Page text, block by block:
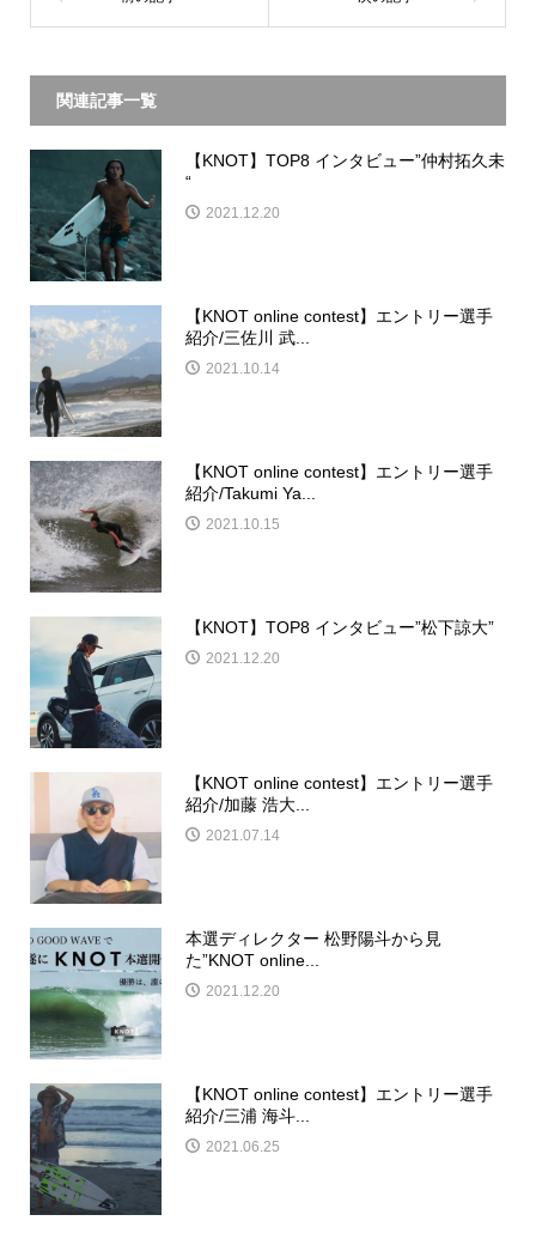
関連記事一覧
【KNOT】TOP8 インタビュー”仲村拓久未
“
2021.12.20
【KNOT online contest】エントリー選手
紹介/三佐川 武...
2021.10.14
【KNOT online contest】エントリー選手
紹介/Takumi Ya...
2021.10.15
【KNOT】TOP8 インタビュー”松下諒大”
2021.12.20
【KNOT online contest】エントリー選手
紹介/加藤 浩大...
2021.07.14
本選ディレクター 松野陽斗から見
た”KNOT online...
2021.12.20
【KNOT online contest】エントリー選手
紹介/三浦 海斗...
2021.06.25